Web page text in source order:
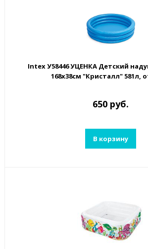
Intex У58446 УЦЕНКА Детский
168х38см "Кристалл" 581л,
650 руб.
В корзину